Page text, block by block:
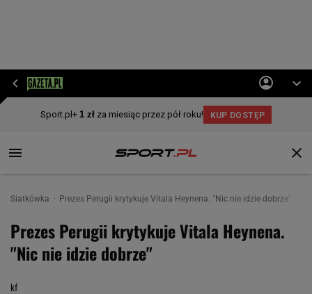
Siatkówka Prezes Perugii krytykuje Vitala Heynena. "Nic nie idzie dobrze"
Prezes Perugii krytykuje Vitala Heynena.
"Nic nie idzie dobrze"
kf